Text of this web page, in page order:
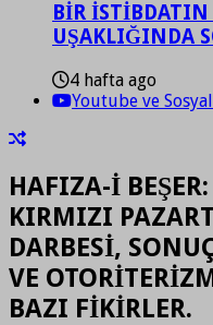
BİR
UŞAKLIĞINDA
4 hafta ago
Youtube ve
HAFIZA-İ
KIRMIZI
DARBESİ,
VE
BAZI FİKİRLER.